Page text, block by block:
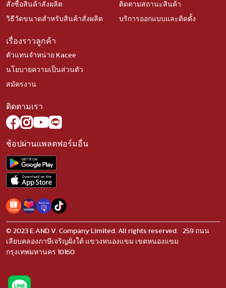
สั่งซื้อสินค้าสั่งผลิต
วิธีวัดขนาดสำหรับสินค้าสั่งผลิต
ติดตามสถานะสินค้า
บริการออกแบบและติดตั้ง
เรื่องราวลูกค้า
ตัวแทนจำหน่าย Kacee
นโยบายความเป็นส่วนตัว
สมัครงาน
ติดตามเรา
ช้อปผ่านแพลตฟอร์มอื่น
© 2023 E.AND V. Company Limited. All rights reserved. 259 ถนน
เลียบคลองภาษีเจริญฝั่งใต้ แขวงหนองแขม เขตหนองแขม
กรุงเทพมหานคร 10160